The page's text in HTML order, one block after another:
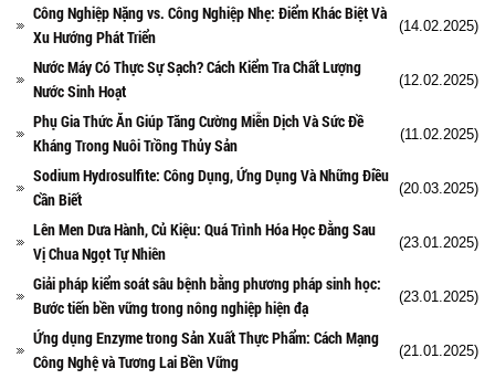
Công Nghiệp Nặng vs. Công Nghiệp Nhẹ: Điểm Khác Biệt Và
Xu Hướng Phát Triển
(14.02.2025)
Nước Máy Có Thực Sự Sạch? Cách Kiểm Tra Chất Lượng
Nước Sinh Hoạt
(12.02.2025)
Phụ Gia Thức Ăn Giúp Tăng Cường Miễn Dịch Và Sức Đề
Kháng Trong Nuôi Trồng Thủy Sản
(11.02.2025)
Sodium Hydrosulfite: Công Dụng, Ứng Dụng Và Những Điều
Cần Biết
(20.03.2025)
Lên Men Dưa Hành, Củ Kiệu: Quá Trình Hóa Học Đằng Sau
Vị Chua Ngọt Tự Nhiên
(23.01.2025)
Giải pháp kiểm soát sâu bệnh bằng phương pháp sinh học:
Bước tiến bền vững trong nông nghiệp hiện đạ
(23.01.2025)
Ứng dụng Enzyme trong Sản Xuất Thực Phẩm: Cách Mạng
Công Nghệ và Tương Lai Bền Vững
(21.01.2025)